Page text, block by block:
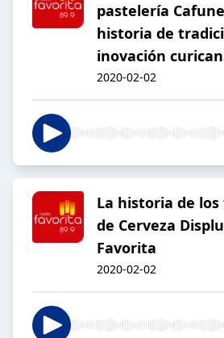
pastelería
historia de
inovación
2020-02-02
La historia de
de Cerveza
Favorita
2020-02-02